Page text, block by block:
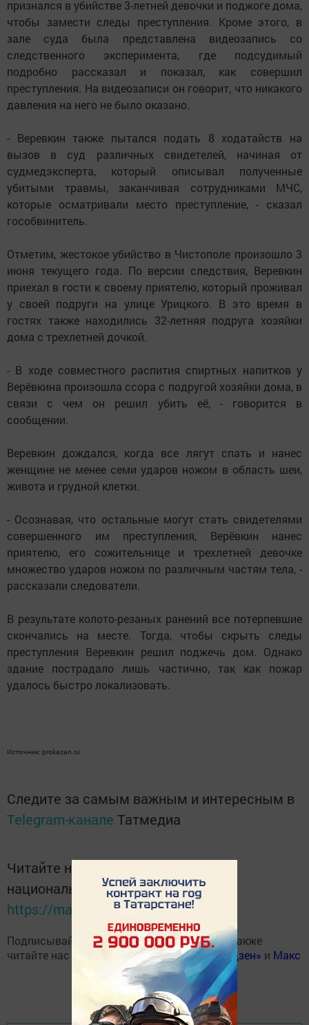
признался в убийстве 3-летней девочки и поджоге дома,
чтобы замести следы преступления. Кроме этого, в
зале суда была представлена видеозапись со
следственного эксперимента, где подсудимый
подробно рассказал и показал, как совершил
преступления. На видеозаписи он говорит, что никакого
давления на него не было оказано.
- Веревкин также пытался подать 8 ходатайств на
вызов в суд различных свидетелей, начиная от
судмедэксперта, который описывал полученные
убитыми травмы, заканчивая сотрудниками МЧС,
которые осматривали место преступление, - сказал
гособвинитель.
Отметим, жестокое убийство в Чистополе произошло 3
июня текущего года. По версии следствия, Веревкин
приехал в гости к своему приятелю, который проживал
у своей подруги на улице Урицкого. В это время в
гостях также находились 32-летняя подруга хозяйки
дома с трехлетней дочкой.
- В ходе совместного распития спиртных напитков у
Верёвкина произошла ссора с подругой хозяйки дома, в
связи с чем он решил убить её, - говорится в
сообщении.
Веревкин дождался, когда все лягут спать и нанес
женщине не менее семи ударов ножом в область шеи,
живота и грудной клетки.
- Осознавая, что остальные могут стать свидетелями
совершенного им преступления, Верёвкин нанес
приятелю, его сожительнице и трехлетней девочке
множество ударов ножом по различным частям тела, -
рассказали следователи.
В результате колото-резаных ранений все потерпевшие
скончались на месте. Тогда, чтобы скрыть следы
преступления Веревкин решил поджечь дом. Однако
здание пострадало лишь частично, так как пожар
удалось быстро локализовать.
Источник: prokazan.ru.
Следите за самым важным и интересным в
Telegram-канале Татмедиа
Читайте новости Татарстана в
национальном мессенджере MАХ:
https://max.ru/tatmedia
Подписывайтесь на нашTelegram-канал, а также
читайте нас
Одноклассниках,«Дзен» и Макс